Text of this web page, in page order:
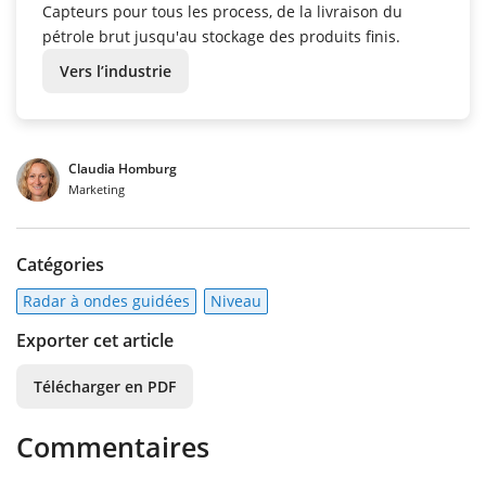
Capteurs pour tous les process, de la livraison du
pétrole brut jusqu'au stockage des produits finis.
Vers l’industrie
Claudia Homburg
Marketing
Catégories
Radar à ondes guidées Niveau
Exporter cet article
Télécharger en PDF
Commentaires